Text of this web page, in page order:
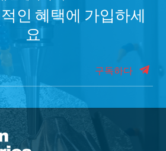
인 혜택에 가입하세
요
구독하다